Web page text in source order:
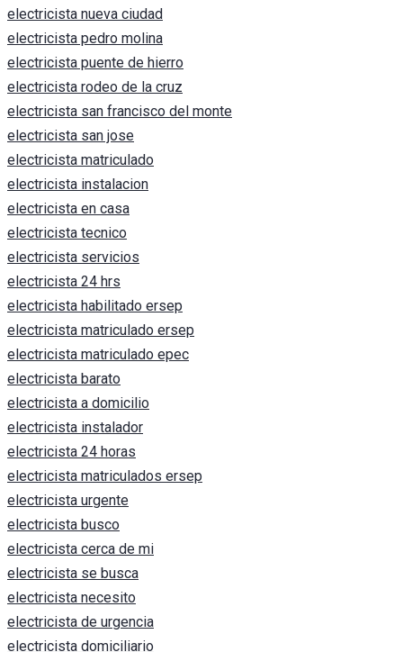
electricista nueva ciudad
electricista pedro molina
electricista puente de hierro
electricista rodeo de la cruz
electricista san francisco del monte
electricista san jose
electricista matriculado
electricista instalacion
electricista en casa
electricista tecnico
electricista servicios
electricista 24 hrs
electricista habilitado ersep
electricista matriculado ersep
electricista matriculado epec
electricista barato
electricista a domicilio
electricista instalador
electricista 24 horas
electricista matriculados ersep
electricista urgente
electricista busco
electricista cerca de mi
electricista se busca
electricista necesito
electricista de urgencia
electricista domiciliario